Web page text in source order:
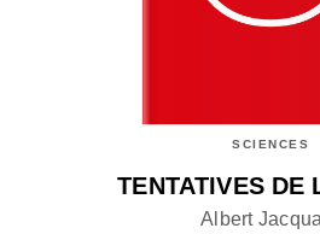
SCIENCES
TENTATIVES DE
Albert